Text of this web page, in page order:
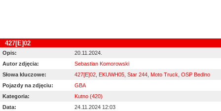
427[E]02
Opis:
20.11.2024.
Autor zdjęcia:
Sebastian Komorowski
Słowa kluczowe:
427[E]02 EKUWH05 Star 244 Moto Truck OSP Bedlno
Pojazdy na zdjęciu:
GBA
Kategoria:
Kutno (420)
Data:
24.11.2024 12:03